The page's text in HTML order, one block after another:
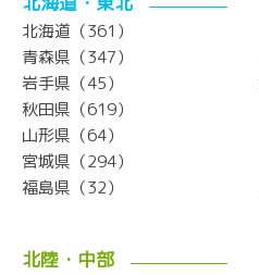
北海道（361）
青森県（347）
岩手県（45）
秋田県（619）
山形県（64）
宮城県（294）
福島県（32）
北陸・中部